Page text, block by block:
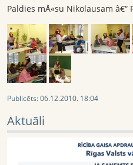
Paldies mÅ«su Nikolausam â€“
Publicēts:06.12.2010. 18:04
Aktuāli